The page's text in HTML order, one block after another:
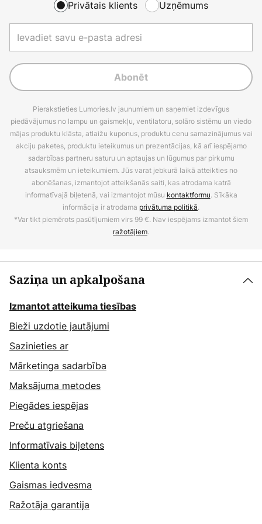
Privātais klients Uzņēmums
Abonēt
Pierakstieties Lumories.lv jaunumiem un saņemiet izdevīgus
piedāvājumus no lampu un gaismekļu, ventilatoru, solāro sistēmu un viedo
mājas produktu klāsta, atlaižu kuponus, produktu cenu samazinājumus vai
akciju paketes, produktu ieteikumus un prezentācijas, kā arī iespējamo
sadarbības partneru saturu un aptaujas un lūgumus par pirkumu
atsauksmēm un ieteikumiem. Jūs varat jebkurā laikā atteikties no
abonēšanas, izmantojot atteikšanās saiti, kas atrodama katrā
informatīvajā biļetenā, vai izmantojot mūsu kontaktformu. Sīkāka
informācija ir atrodama privātuma politikā.
*Var tikt piemērots pasūtījumiem virs 99 €. Nav iespējams izmantot šiem
ražotājiem.
Saziņa un apkalpošana
Izmantot atteikuma tiesības
Bieži uzdotie jautājumi
Sazinieties ar
Mārketinga sadarbība
Maksājuma metodes
Piegādes iespējas
Preču atgriešana
Informatīvais biļetens
Klienta konts
Gaismas iedvesma
Ražotāja garantija